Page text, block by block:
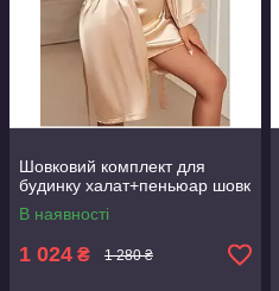
Шовковий комплект для
будинку халат+пеньюар шовк
В наявності
1 024 ₴ 1 280 ₴